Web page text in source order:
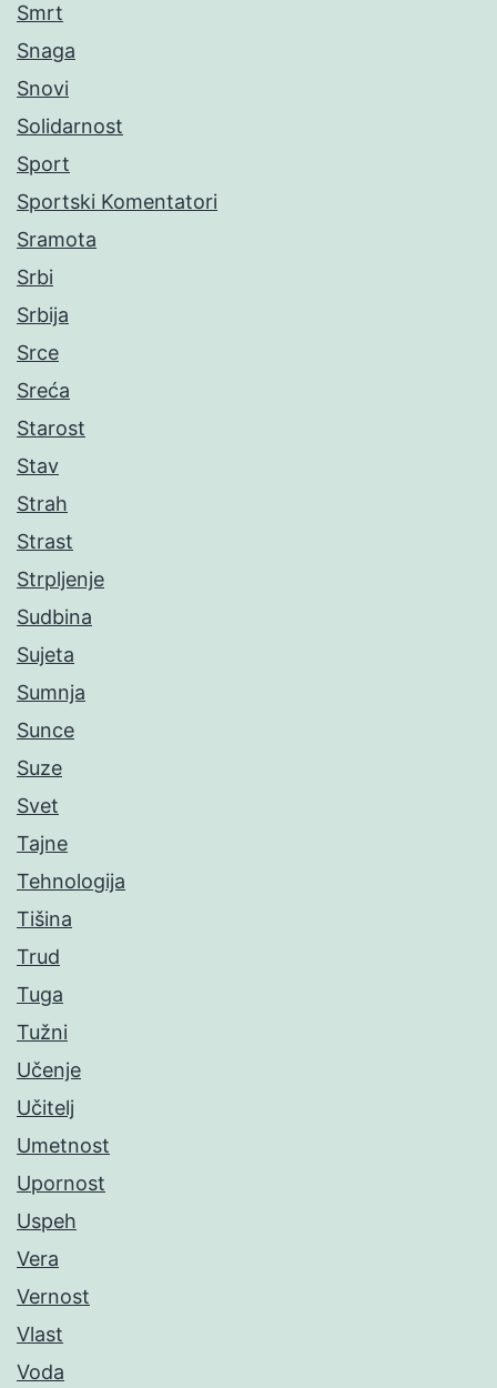
Smrt
Snaga
Snovi
Solidarnost
Sport
Sportski Komentatori
Sramota
Srbi
Srbija
Srce
Sreća
Starost
Stav
Strah
Strast
Strpljenje
Sudbina
Sujeta
Sumnja
Sunce
Suze
Svet
Tajne
Tehnologija
Tišina
Trud
Tuga
Tužni
Učenje
Učitelj
Umetnost
Upornost
Uspeh
Vera
Vernost
Vlast
Voda